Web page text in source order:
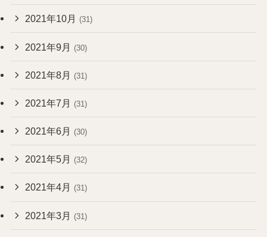
2021年10月 (31)
2021年9月 (30)
2021年8月 (31)
2021年7月 (31)
2021年6月 (30)
2021年5月 (32)
2021年4月 (31)
2021年3月 (31)